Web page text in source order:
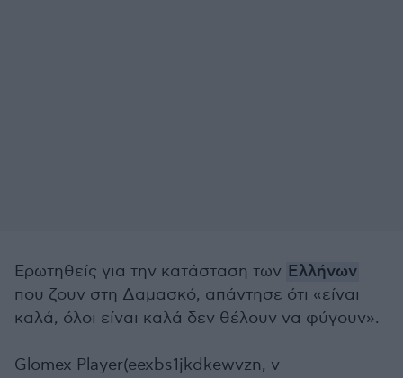
Ερωτηθείς για την κατάσταση των Ελλήνων
που ζουν στη Δαμασκό, απάντησε ότι «είναι
καλά, όλοι είναι καλά δεν θέλουν να φύγουν».
Glomex Player(eexbs1jkdkewvzn, v-